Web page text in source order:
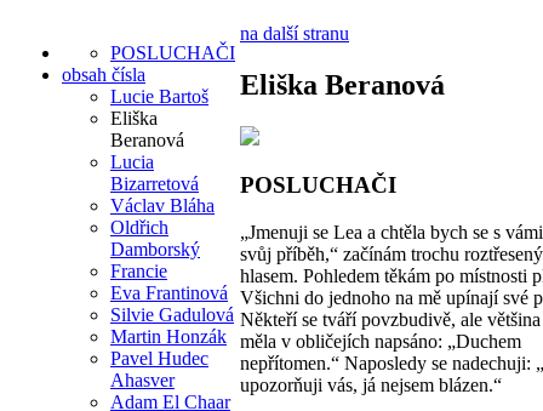
POSLUCHAČI
obsah čísla
Lucie Bartoš
Eliška
Beranová
Lucia
Bizarretová
Václav Bláha
Oldřich
Damborský
Francie
Eva Frantinová
Silvie Gadulová
Martin Honzák
Pavel Hudec
Ahasver
Adam El Chaar
na další stranu
Eliška Beranová
POSLUCHAČI
„Jmenuji se Lea a chtěla bych se s
svůj příběh,“ začínám trochu
hlasem. Pohledem těkám po místnosti
Všichni do jednoho na mě upínají své
Někteří se tváří povzbudivě, ale
měla v obličejích napsáno: „Duchem
nepřítomen.“ Naposledy se nadechuji:
upozorňuji vás, já nejsem blázen.“